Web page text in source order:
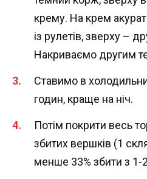
крему. На крем
із рулетів, зверху –
Накриваємо другим
Ставимо в
годин, краще на ніч.
Потім покрити весь
збитих вершків (1
менше 33% збити з 1-